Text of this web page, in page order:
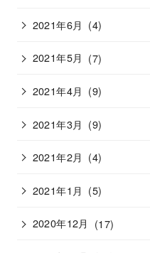
2021年6月 (4)
2021年5月 (7)
2021年4月 (9)
2021年3月 (9)
2021年2月 (4)
2021年1月 (5)
2020年12月 (17)